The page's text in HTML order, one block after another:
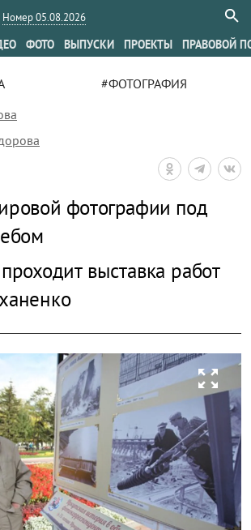
Номер 05.08.2026
ФОТО ВЫПУСКИ ПРОЕКТЫ ПРАВОВОЙ
#ФОТОГРАФИЯ
фотографии под
выставка работ
zoom_out_map